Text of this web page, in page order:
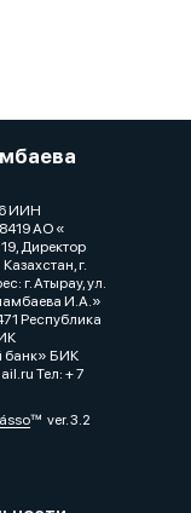
ИИН
АО «
Директор
г.
г. Атырау, ул.
И.А.»
Республика
банк» БИК
Тел: + 7
ver. 3.2